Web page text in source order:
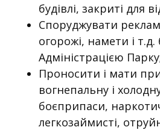
будівлі, закриті для
Споруджувати
огорожі, намети і
Адміністрацією
Проносити і мати
вогнепальну і
боєприпаси,
легкозаймисті,